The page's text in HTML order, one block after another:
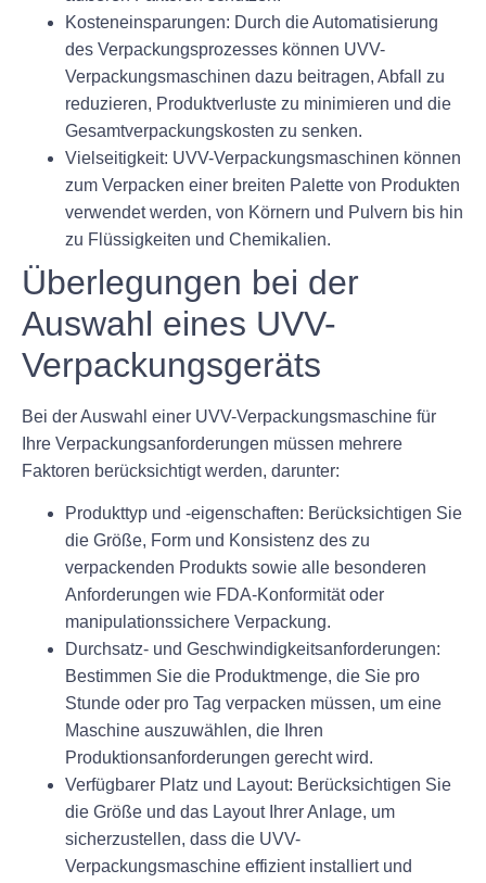
Kosteneinsparungen: Durch die Automatisierung
des Verpackungsprozesses können UVV-
Verpackungsmaschinen dazu beitragen, Abfall zu
reduzieren, Produktverluste zu minimieren und die
Gesamtverpackungskosten zu senken.
Vielseitigkeit: UVV-Verpackungsmaschinen können
zum Verpacken einer breiten Palette von Produkten
verwendet werden, von Körnern und Pulvern bis hin
zu Flüssigkeiten und Chemikalien.
Überlegungen bei der
Auswahl eines UVV-
Verpackungsgeräts
Bei der Auswahl einer UVV-Verpackungsmaschine für
Ihre Verpackungsanforderungen müssen mehrere
Faktoren berücksichtigt werden, darunter:
Produkttyp und -eigenschaften: Berücksichtigen Sie
die Größe, Form und Konsistenz des zu
verpackenden Produkts sowie alle besonderen
Anforderungen wie FDA-Konformität oder
manipulationssichere Verpackung.
Durchsatz- und Geschwindigkeitsanforderungen:
Bestimmen Sie die Produktmenge, die Sie pro
Stunde oder pro Tag verpacken müssen, um eine
Maschine auszuwählen, die Ihren
Produktionsanforderungen gerecht wird.
Verfügbarer Platz und Layout: Berücksichtigen Sie
die Größe und das Layout Ihrer Anlage, um
sicherzustellen, dass die UVV-
Verpackungsmaschine effizient installiert und